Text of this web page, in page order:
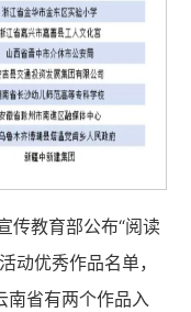
传教育部公布“阅读
动优秀作品名单，
南省有两个作品入